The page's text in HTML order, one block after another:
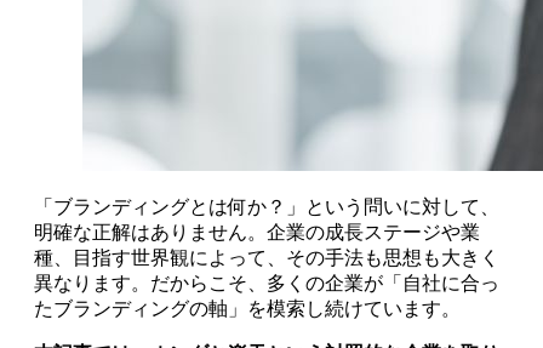
「ブランディングとは何か？」という問いに対して、
明確な正解はありません。企業の成長ステージや業
種、目指す世界観によって、その手法も思想も大きく
異なります。だからこそ、多くの企業が「自社に合っ
たブランディングの軸」を模索し続けています。